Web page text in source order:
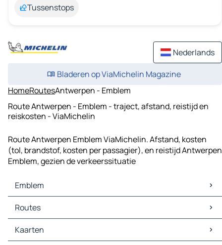
Tussenstops
Nederlands
Bladeren op ViaMichelin Magazine
HomeRoutesAntwerpen - Emblem
Route Antwerpen - Emblem - traject, afstand, reistijd en
reiskosten - ViaMichelin
Route Antwerpen Emblem ViaMichelin. Afstand, kosten
(tol, brandstof, kosten per passagier), en reistijd Antwerpen
Emblem, gezien de verkeerssituatie
Emblem
Emblem Kaarten
Emblem Verkeer
Emblem Hotels
Emblem Restaurants
Routes
Routes Emblem - Antwerpen
Routes Emblem - Mechelen
Kaarten